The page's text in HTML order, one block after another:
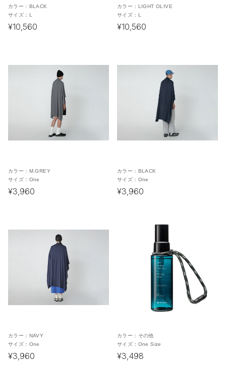
カラー： BLACK
サイズ： L
¥10,560
カラー： LIGHT OLIVE
サイズ： L
¥10,560
カラー： M.GREY
サイズ： One
¥3,960
カラー： BLACK
サイズ： One
¥3,960
カラー： NAVY
サイズ： One
¥3,960
カラー： その他
サイズ： One Size
¥3,498